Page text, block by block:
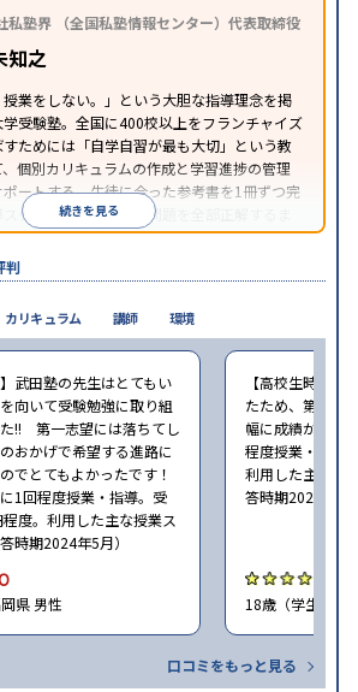
私塾界 （全国私塾情報センター）代表取締役
知之
業をしない。」という大胆な指導理念を掲
受験塾。全国に400校以上をフランチャイズ
ためには「自学自習が最も大切」という教
個別カリキュラムの作成と学習進捗の管理
ートする。生徒に合った参考書を1冊ずつ完
スタイルで、参考書の問題を全部正解するま
ことで偏差値をあげるという手法を取って
続きを見る
判
武田塾の先生はとてもい
向いて受験勉強に取り組
!! 第一志望には落ちてし
おかげで希望する進路に
でとてもよかったです！
に1回程度授業・指導。受
度。利用した主な授業ス
時期2024年5月）
県 男性
【高校生時の通
たため、第一志
幅に成績が向上
程度授業・指導
利用した主な授
答時期2024年5
18歳（学生） /
口コミをもっと見る
カリキュラム 講師 環境